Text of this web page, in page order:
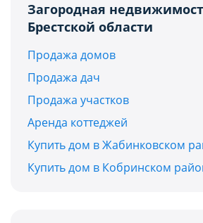
Загородная
Брестской области
Продажа домов
Продажа дач
Продажа участков
Аренда коттеджей
Купить дом в Жабинковском
Купить дом в Кобринском